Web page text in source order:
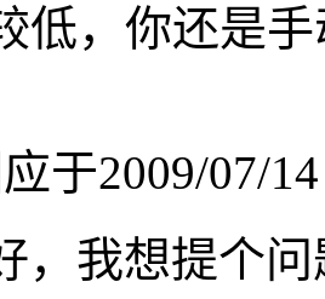
低，你还是
于2009/07/
，我想提个